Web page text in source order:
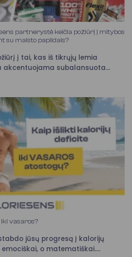
partnerystė keičia požiūrį į mitybos
su maisto papildais?
į tai, kas iš tikrųjų lemia
akcentuojama subalansuota...
vasaros?
jūsų progresą Į kalorijų
o matematiškai....